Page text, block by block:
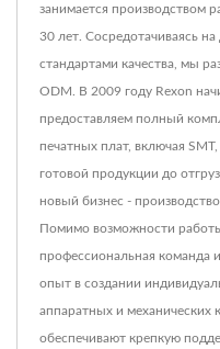
занимается производством
30 лет. Сосредотачиваясь
стандартами качества, мы
ODM. В 2009 году Rexon
предоставляем полный
печатных плат, включая
готовой продукции до
новый бизнес -
Помимо возможности
профессиональная команда
опыт в создании
аппаратных и механических
обеспечивают крепкую